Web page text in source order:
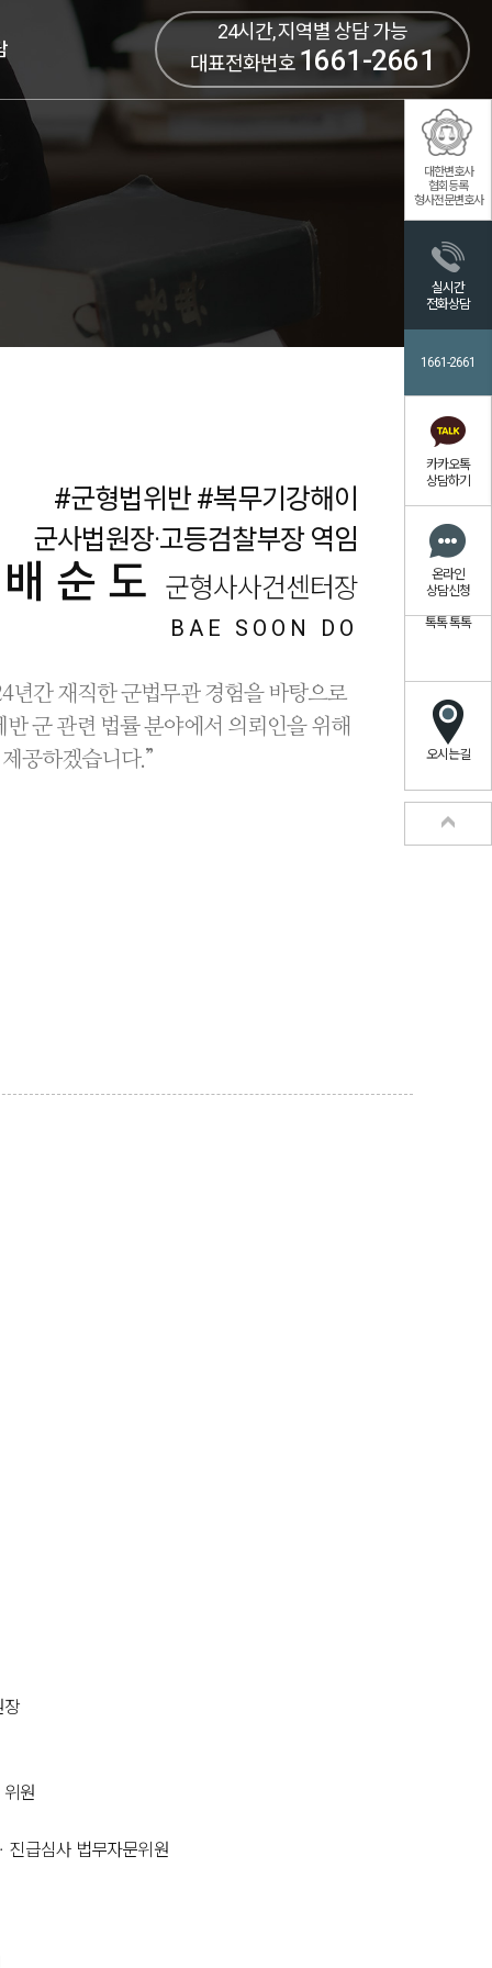
24시간, 지역별 상담 가능
대표전화번호 1661-2661
#군형법위반 #복무기강해이
군사법원장·고등검찰부장 역임
배순도 군형사사건센터장
BAE SOON DO
년간 재직한 군법무관 경험을 바탕으로
군 관련 법률 분야에서 의뢰인을 위해
공하겠습니다.”
장
원
진급심사 법무자문위원
대한변호사
협회등록
형사전문변호사
실시간
전화상담
1661-2661
카카오톡
상담하기
온라인
상담신청
톡톡톡톡
오시는길